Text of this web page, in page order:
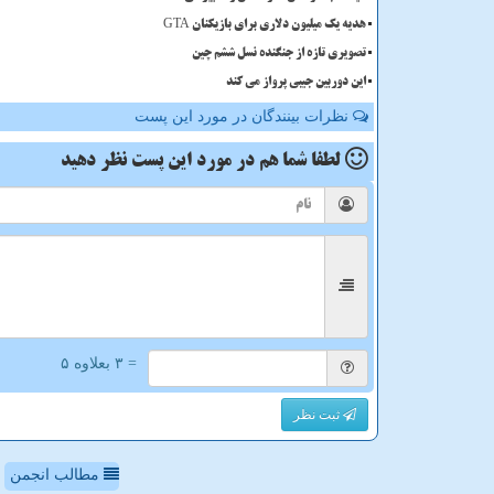
هدیه یک میلیون دلاری برای بازیکنان GTA
تصویری تازه از جنگنده نسل ششم چین
این دوربین جیبی پرواز می کند
نظرات بینندگان در مورد این پست
لطفا شما هم در مورد این پست نظر دهید
= ۳ بعلاوه ۵
ثبت نظر
مطالب انجمن